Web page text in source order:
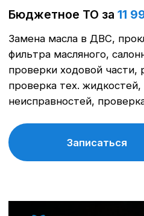
Замена масла в ДВС, прокладки
пробки, фильтра масляного.
Замена масла в ДВС по акции